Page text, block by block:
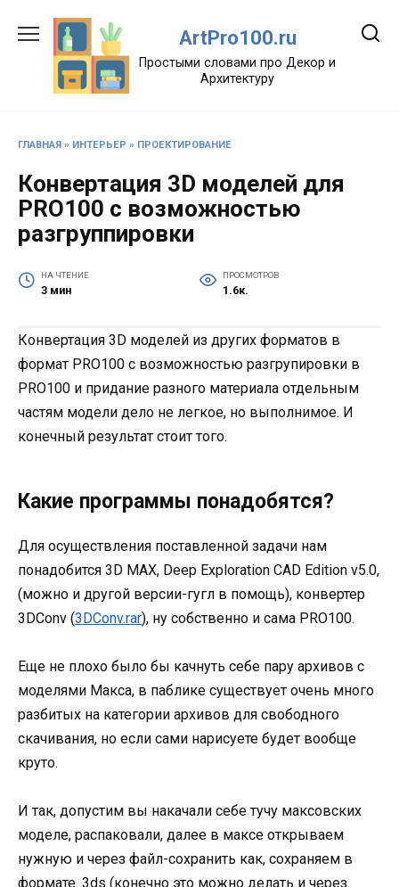
содержанию
ArtPro100.ru
Простыми словами про Декор и
Архитектуру
ГЛАВНАЯ » ИНТЕРЬЕР » ПРОЕКТИРОВАНИЕ
Конвертация 3D моделей для
PRO100 с возможностью
разгруппировки
НА ЧТЕНИЕ
3 мин
ПРОСМОТРОВ
1.6к.
Конвертация 3D моделей из других форматов в
формат PRO100 с возможностью разгрупировки в
PRO100 и придание разного материала отдельным
частям модели дело не легкое, но выполнимое. И
конечный результат стоит того.
Какие программы понадобятся?
Для осуществления поставленной задачи нам
понадобится 3D MAX, Deep Exploration CAD Edition v5.0,
(можно и другой версии-гугл в помощь), конвертер
3DConv (3DConv.rar), ну собственно и сама PRO100.
Еще не плохо было бы качнуть себе пару архивов с
моделями Макса, в паблике существует очень много
разбитых на категории архивов для свободного
скачивания, но если сами нарисуете будет вообще
круто.
И так, допустим вы накачали себе тучу максовских
моделе, распаковали, далее в максе открываем
нужную и через файл-сохранить как, сохраняем в
формате .3ds (конечно это можно делать и через